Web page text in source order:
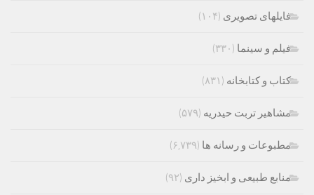
فایلهای تصویری (۱۰۴)
فیلم و سینما (۳۳۰)
کتاب و کتابخانه (۸۳۱)
مشاهیر تربت حیدریه (۵۷۹)
مطبوعات و رسانه ها (۶,۷۳۹)
منابع طبیعی و ابخیز داری (۹۲)